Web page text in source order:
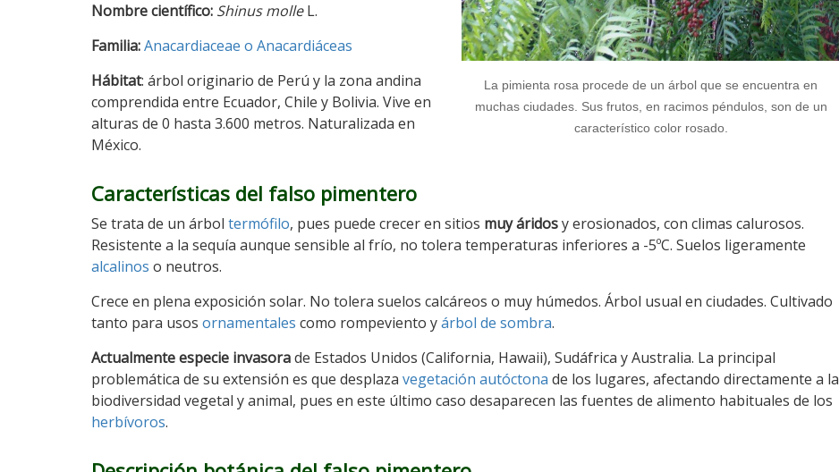
La pimienta rosa procede de un árbol que se encuentra en
muchas ciudades. Sus frutos, en racimos péndulos, son de un
característico color rosado.
Nombre científico: Shinus molleL.
Familia:Anacardiaceae o Anacardiáceas
Hábitat: árbol originario de Perú y la zona andina
comprendida entre Ecuador, Chile y Bolivia. Vive en
alturas de 0 hasta 3.600 metros. Naturalizada en
México.
Características del falso pimentero
Se trata de un árbol termófilo, pues puede crecer en sitios muy áridosy erosionados, con climas calurosos.
Resistente a la sequía aunque sensible al frío, no tolera temperaturas inferiores a -5ºC. Suelos ligeramente
alcalinos o neutros.
Crece en plena exposición solar. No tolera suelos calcáreos o muy húmedos. Árbol usual en ciudades. Cultivado
tanto para usos ornamentales como rompeviento yárbol de sombra.
Actualmente especie invasorade Estados Unidos (California, Hawaii), Sudáfrica y Australia. La principal
problemática de su extensión es que desplaza vegetación autóctona de los lugares, afectando directamente a la
biodiversidad vegetal y animal, pues en este último caso desaparecen las fuentes de alimento habituales de los
herbívoros.